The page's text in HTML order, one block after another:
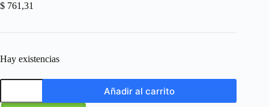
$ 761,31
Hay existencias
Añadir al carrito